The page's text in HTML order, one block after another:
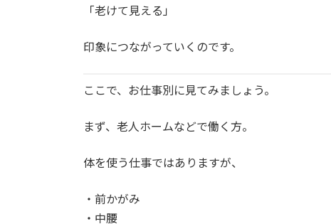
「老けて見える」
印象につながっていくのです。
ここで、お仕事別に見てみましょう。
まず、老人ホームなどで働く方。
体を使う仕事ではありますが、
・前かがみ
・中腰